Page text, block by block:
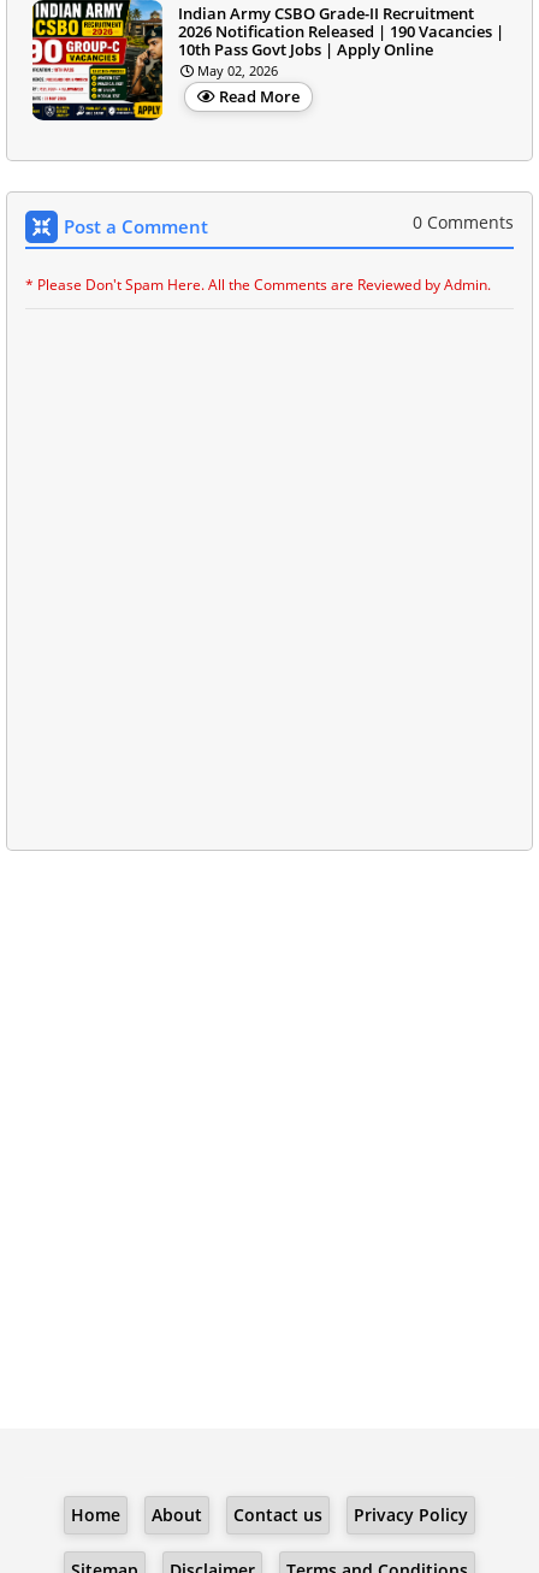
Indian Army CSBO Grade-II Recruitment
2026 Notification Released | 190 Vacancies |
10th Pass Govt Jobs | Apply Online
May 02, 2026
Read More
Post a Comment 0 Comments
* Please Don't Spam Here. All the Comments are Reviewed by Admin.
Home About Contact us Privacy Policy